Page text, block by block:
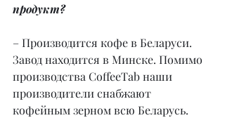
продукт?
– Производится кофе в Беларуси.
Завод находится в Минске. Помимо
производства CoffeeTab наши
производители снабжают
кофейным зерном всю Беларусь.